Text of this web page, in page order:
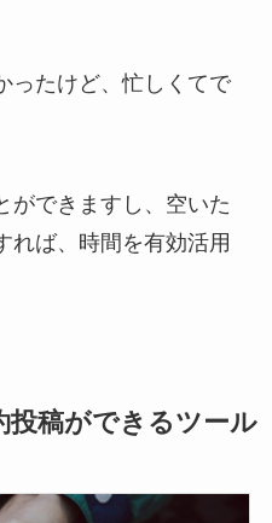
ったけど、忙しくてで
ができますし、空いた
れば、時間を有効活用
投稿ができるツール